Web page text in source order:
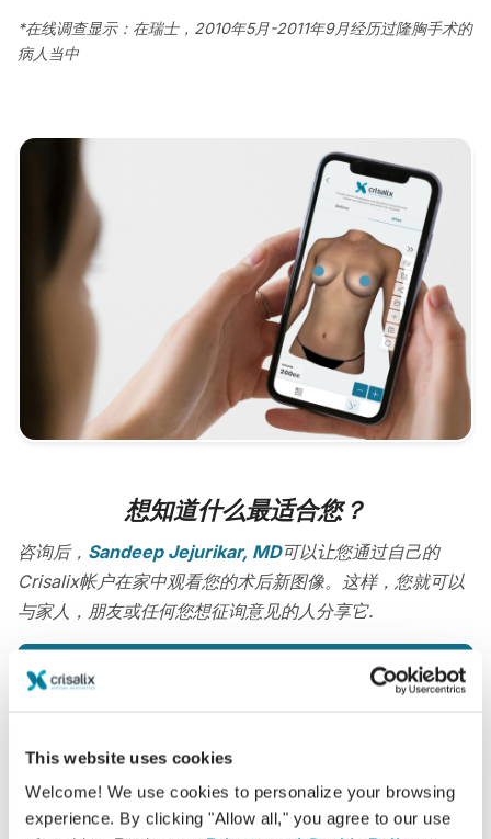
This website uses cookies
Welcome! We use cookies to personalize your browsing
experience. By clicking "Allow all," you agree to our use
*在线调查显示：在瑞士，2010年5月-2011年9月经历过隆胸手术的
病人当中
想知道什么最适合您？
咨询后， Sandeep Jejurikar, MD可以让您通过自己的
Crisalix帐户在家中观看您的术后新图像。这样，您就可以
与家人，朋友或任何您想征询意见的人分享它.